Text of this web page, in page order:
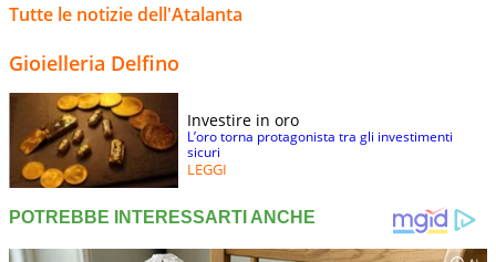
Tutte le notizie dell'Atalanta
Gioielleria Delfino
Investire in oro
L’oro torna protagonista tra gli investimenti
sicuri
LEGGI